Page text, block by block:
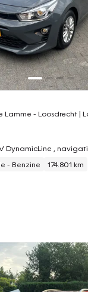
Lamme - Loosdrecht|
- Benzine 174.801 km